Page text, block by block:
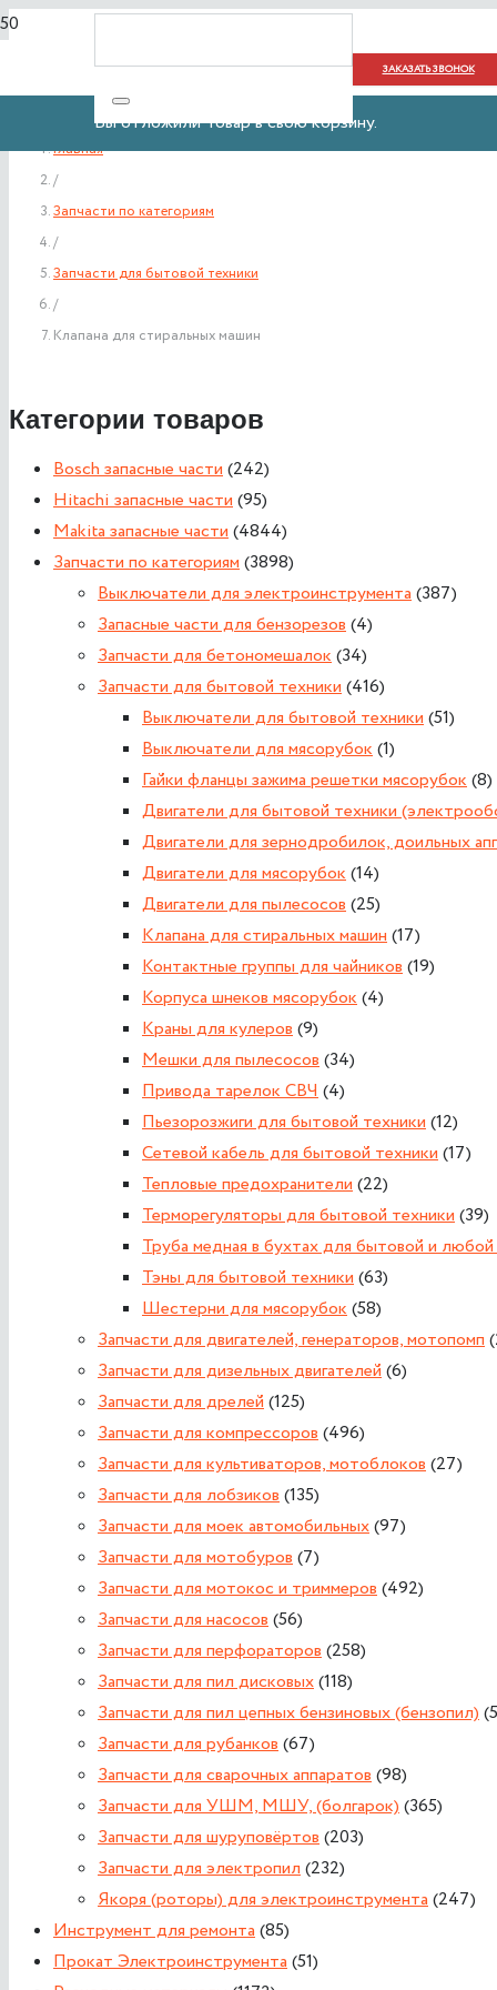
ЗАКАЗАТЬ ЗВОНОК
Вы отложилиТоварв свою корзину.
Главная
/
Запчасти по категориям
/
Запчасти для бытовой техники
/
Клапана для стиральных машин
Категории товаров
Bosch запасные части (242)
Hitachi запасные части (95)
Makita запасные части (4844)
Запчасти по категориям (3898)
Выключатели для электроинструмента (387)
Запасные части для бензорезов (4)
Запчасти для бетономешалок (34)
Запчасти для бытовой техники (416)
Выключатели для бытовой техники (51)
Выключатели для мясорубок (1)
Гайки фланцы зажима решетки мясорубок (8)
Двигатели для бытовой техники
Двигатели для зернодробилок, доильных
Двигатели для мясорубок (14)
Двигатели для пылесосов (25)
Клапана для стиральных машин (17)
Контактные группы для чайников (19)
Корпуса шнеков мясорубок (4)
Краны для кулеров (9)
Мешки для пылесосов (34)
Привода тарелок СВЧ (4)
Пьезорозжиги для бытовой техники (12)
Сетевой кабель для бытовой техники (17)
Тепловые предохранители (22)
Терморегуляторы для бытовой техники (39)
Труба медная в бухтах для бытовой и
Тэны для бытовой техники (63)
Шестерни для мясорубок (58)
Запчасти для двигателей, генераторов, мотопомп
Запчасти для дизельных двигателей (6)
Запчасти для дрелей (125)
Запчасти для компрессоров (496)
Запчасти для культиваторов, мотоблоков (27)
Запчасти для лобзиков (135)
Запчасти для моек автомобильных(97)
Запчасти для мотобуров (7)
Запчасти для мотокос и триммеров (492)
Запчасти для насосов (56)
Запчасти для перфораторов (258)
Запчасти для пил дисковых(118)
Запчасти для пил цепных бензиновых (бензопил)
Запчасти для рубанков (67)
Запчасти для сварочных аппаратов (98)
Запчасти для УШМ, МШУ, (болгарок) (365)
Запчасти для шуруповёртов (203)
Запчасти для электропил (232)
Якоря (роторы) для электроинструмента (247)
Инструмент для ремонта (85)
Прокат Электроинструмента (51)